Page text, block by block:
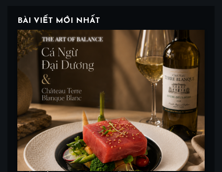
BÀI VIẾT MỚI NHẤT